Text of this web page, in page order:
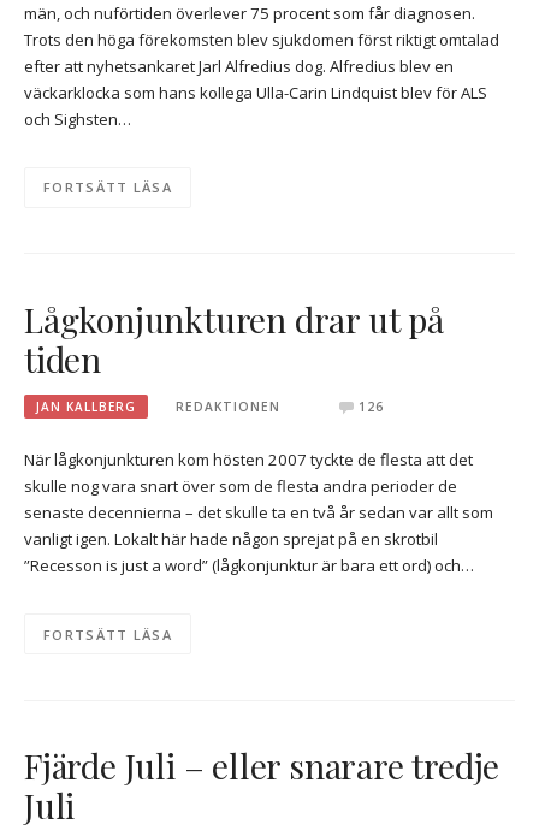
män, och nuförtiden överlever 75 procent som får diagnosen.
Trots den höga förekomsten blev sjukdomen först riktigt omtalad
efter att nyhetsankaret Jarl Alfredius dog. Alfredius blev en
väckarklocka som hans kollega Ulla-Carin Lindquist blev för ALS
och Sighsten…
FORTSÄTT LÄSA
Lågkonjunkturen drar ut på
tiden
JAN KALLBERG REDAKTIONEN 126
När lågkonjunkturen kom hösten 2007 tyckte de flesta att det
skulle nog vara snart över som de flesta andra perioder de
senaste decennierna – det skulle ta en två år sedan var allt som
vanligt igen. Lokalt här hade någon sprejat på en skrotbil
”Recesson is just a word” (lågkonjunktur är bara ett ord) och…
FORTSÄTT LÄSA
Fjärde Juli – eller snarare tredje
Juli